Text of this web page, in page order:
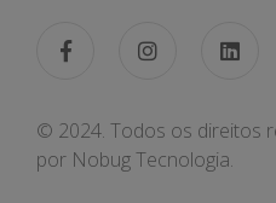
© 2024. Todos os direitos
por Nobug Tecnologia.